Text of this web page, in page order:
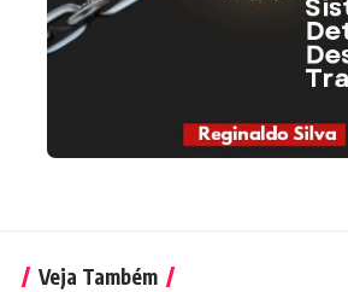
Veja Também